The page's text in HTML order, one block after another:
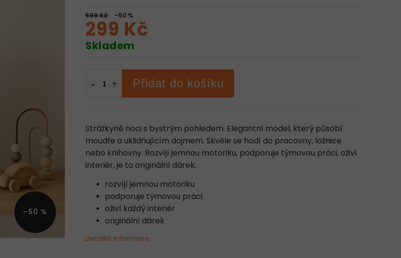
–50 %
599 Kč –50 %
299 Kč
Skladem
Přidat do košíku
Strážkyně noci s bystrým pohledem. Elegantní model, který působí
moudře a uklidňujícím dojmem. Skvěle se hodí do pracovny, ložnice
nebo knihovny. Rozvíjí jemnou motoriku, podporuje týmovou práci, oživí
interiér, je to originální dárek.
rozvíjí jemnou motoriku
podporuje týmovou práci
oživí každý interiér
originální dárek
Detailní informace